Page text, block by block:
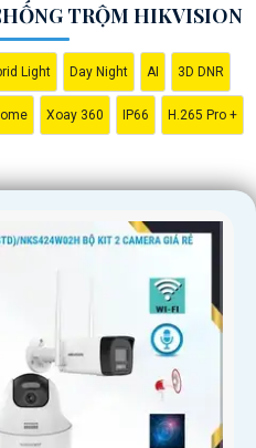
thiết kế đơn giản và dễ sử dụng,
mà không cần kỹ năng chuyên
Hikvision với giá ưu đãi, hãy đến
phẩm an ninh uy tín. Với đội ngũ
tư vấn cụ thể về sản phẩm phù
sự an toàn và bảo vệ cho ngôi
còn là lựa chọn thông minh với giá
sắc nét. Hãy đầu tư vào an ninh và
sẽ giúp bạn thu hút được khách
TRỘM HIKVISION
Light Day Night AI 3D DNR
Xoay 360 IP66 H.265 Pro +